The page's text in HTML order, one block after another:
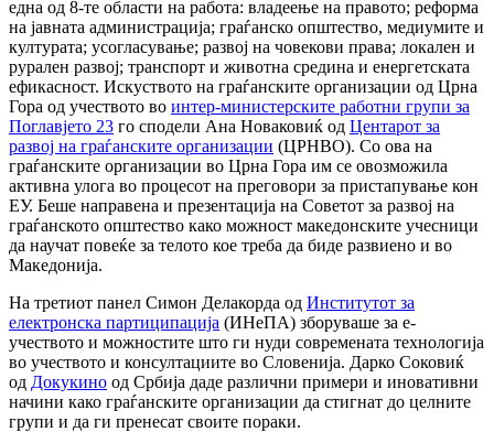
една од 8-те области на работа: владеење на правото; реформа
на јавната администрација; граѓанско општество, медиумите и
културата; усогласување; развој на човекови права; локален и
рурален развој; транспорт и животна средина и енергетската
ефикасност. Искуството на граѓанските организации од Црна
Гора од учеството во интер-министерските работни групи за
Поглавјето 23 го сподели Ана Новаковиќ од Центарот за
развој на граѓанските организации (ЦРНВО). Со ова на
граѓанските организации во Црна Гора им се овозможила
активна улога во процесот на преговори за пристапување кон
ЕУ. Беше направена и презентација на Советот за развој на
граѓанското општество како можност македонските учесници
да научат повеќе за телото кое треба да биде развиено и во
Македонија.
На третиот панел Симон Делакорда од Институтот за
електронска партиципација (ИНеПА) зборуваше за е-
учеството и можностите што ги нуди современата технологија
во учеството и консултациите во Словенија. Дарко Соковиќ
од Докукино од Србија даде различни примери и иновативни
начини како граѓанските организации да стигнат до целните
групи и да ги пренесат своите пораки.